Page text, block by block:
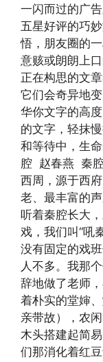
一闪而过的广
五星好评的巧
悟，朋友圈的
意赅或朗朗上
正在构思的文
它们会奇异地
华你文字的高
的文字，轻抹
和等待中，生
腔 赵春燕 秦
西周，源于西
老、最丰富的
听着秦腔长大
戏，我们叫“吼
没有固定的戏
人不多。我那
辞地做了老师
着朴实的堂婶
亲带故），农
木头搭建起简
们那消化着红